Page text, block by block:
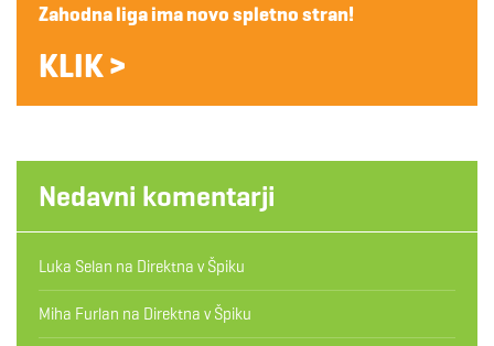
Zahodna liga ima novo spletno stran!
KLIK >
Nedavni komentarji
Luka Selan na Direktna v Špiku
Miha Furlan na Direktna v Špiku